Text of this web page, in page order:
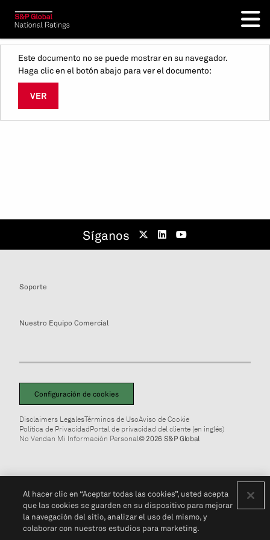
Este documento no se puede mostrar en su navegador.
Haga clic en el botón abajo para ver el documento:
VER
Síganos
Soporte
Nuestro Equipo Comercial
Configuración de cookies
Disclaimers LegalesTérminos de UsoAviso de Cookie
Política de PrivacidadPortal de privacidad del cliente (en inglés)
No Vendan Mi Información Personal© 2026 S&P Global
Al hacer clic en “Aceptar todas las cookies”, usted acepta
que las cookies se guarden en su dispositivo para mejorar
la navegación del sitio, analizar el uso del mismo, y
colaborar con nuestros estudios para marketing.